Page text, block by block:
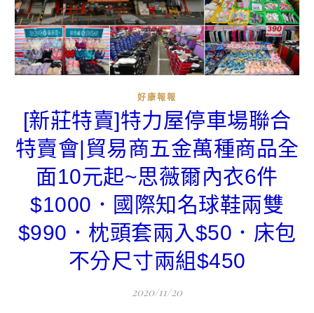
好康報報
[新莊特賣]特力屋停車場聯合
特賣會|貿易商五金萬種商品全
面10元起~思薇爾內衣6件
$1000．國際知名球鞋兩雙
$990．枕頭套兩入$50．床包
不分尺寸兩組$450
2020/11/20